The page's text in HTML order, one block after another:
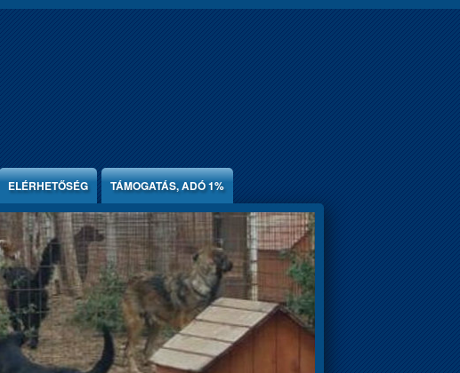
ELÉRHETŐSÉG TÁMOGATÁS, ADÓ 1%